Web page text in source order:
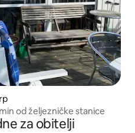
od željezničke stanice
za obitelji